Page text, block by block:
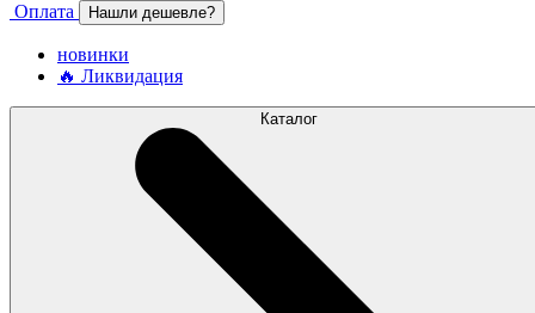
Оплата
Нашли дешевле?
новинки
🔥 Ликвидация
Каталог